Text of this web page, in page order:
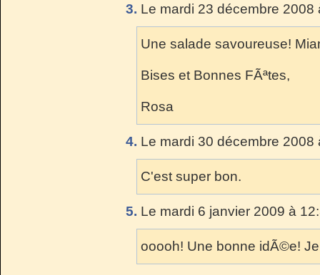
3. Le mardi 23 décembre
Une salade savoureuse!
Bises et Bonnes FÃªtes,
Rosa
4. Le mardi 30 décembre
C'est super bon.
5. Le mardi 6 janvier 2009 à
ooooh! Une bonne idÃ©e! Je